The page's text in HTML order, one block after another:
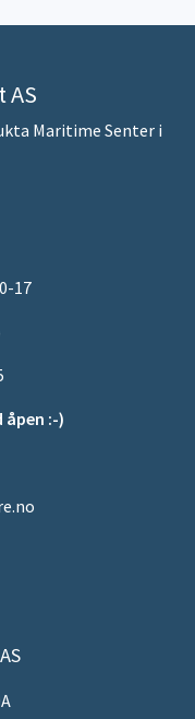
AS
Maritime Senter i
17
:-)